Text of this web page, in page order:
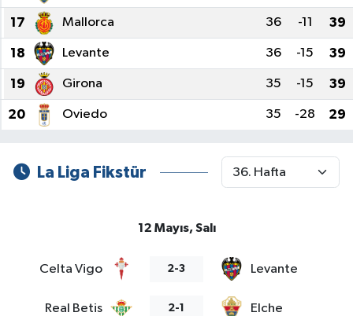
17 Mallorca 36 -11 39
18 Levante 36 -15 39
19 Girona 35 -15 39
20 Oviedo 35 -28 29
La Liga Fikstür
12 Mayıs, Salı
Celta Vigo 2-3 Levante
Real Betis 2-1 Elche